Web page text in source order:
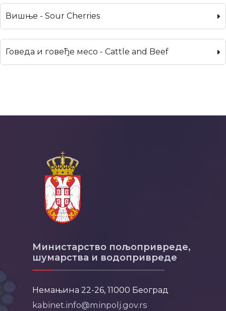
Вишње - Sour Cherries
Говеда и говеђе месо - Cattle and Beef
Министарство пољопривреде,
шумарства и водопривреде
Немањина 22-26, 11000 Београд
kabinet.info@minpolj.gov.rs